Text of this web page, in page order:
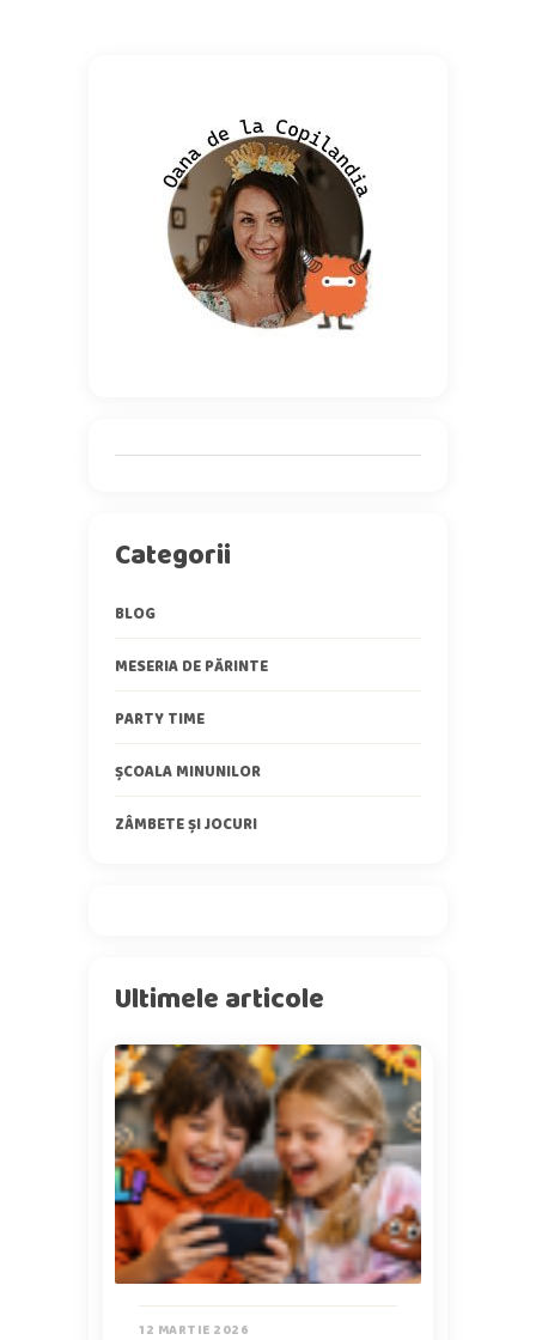
Categorii
BLOG
MESERIA DE PĂRINTE
PARTY TIME
ȘCOALA MINUNILOR
ZÂMBETE ȘI JOCURI
Ultimele articole
12 MARTIE 2026